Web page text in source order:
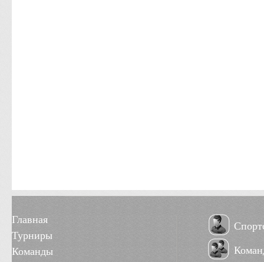
Главная
Турниры
Команды